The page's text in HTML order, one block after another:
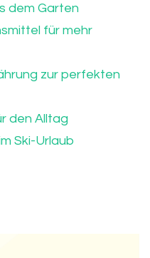
dem Garten
für mehr
zur perfekten
den Alltag
Ski-Urlaub